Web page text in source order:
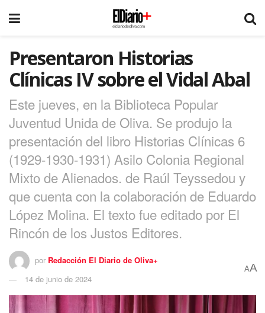
Presentaron Historias
Clínicas IV sobre el Vidal Abal
Este jueves, en la Biblioteca Popular
Juventud Unida de Oliva. Se produjo la
presentación del libro Historias Clínicas 6
(1929-1930-1931) Asilo Colonia Regional
Mixto de Alienados. de Raúl Teyssedou y
que cuenta con la colaboración de Eduardo
López Molina. El texto fue editado por El
Rincón de los Justos Editores.
por Redacción El Diario de Oliva+
14 de junio de 2024
AA